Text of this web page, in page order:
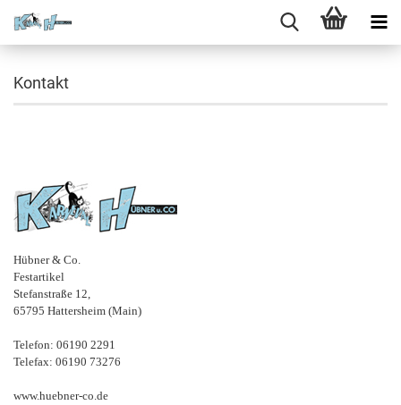
Kontakt
Hübner & Co.
Festartikel
Stefanstraße 12,
65795 Hattersheim (Main)
Telefon: 06190 2291
Telefax: 06190 73276
www.huebner-co.de